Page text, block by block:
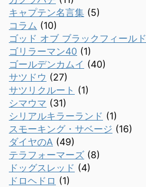
キャプテン名言集 (5)
コラム (10)
ゴッド オブ ブラックフィールド
ゴリラーマン40 (1)
ゴールデンカムイ (40)
サツドウ (27)
サツリクルート (1)
シマウマ (31)
シリアルキラーランド (1)
スモーキング・サベージ (16)
ダイヤのA (49)
テラフォーマーズ (8)
ドッグスレッド (4)
ドロヘドロ (1)